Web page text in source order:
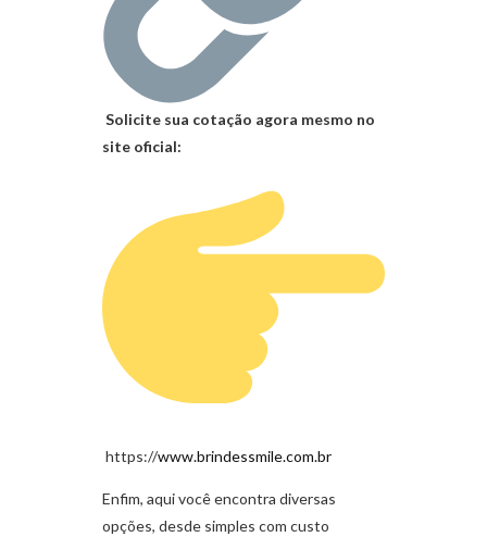
Solicite sua cotação agora mesmo no
site oficial:
https://www.brindessmile.com.br
Enfim, aqui você encontra diversas
opções, desde simples com custo